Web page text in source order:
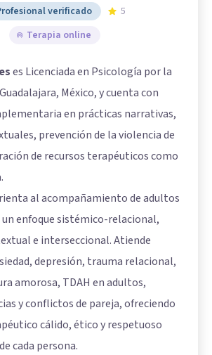
verificado
5
Terapia online
es Licenciada en Psicología por la
México, y cuenta con
en prácticas narrativas,
prevención de la violencia de
de recursos terapéuticos como
al acompañamiento de adultos
un enfoque sistémico-relacional,
e interseccional. Atiende
depresión, trauma relacional,
amorosa, TDAH en adultos,
y conflictos de pareja, ofreciendo
cálido, ético y respetuoso
cada persona.